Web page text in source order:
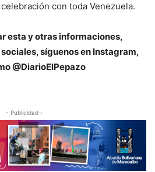
con toda Venezuela.
esta y otras informaciones,
síguenos en Instagram,
@DiarioElPepazo
- Publicidad -